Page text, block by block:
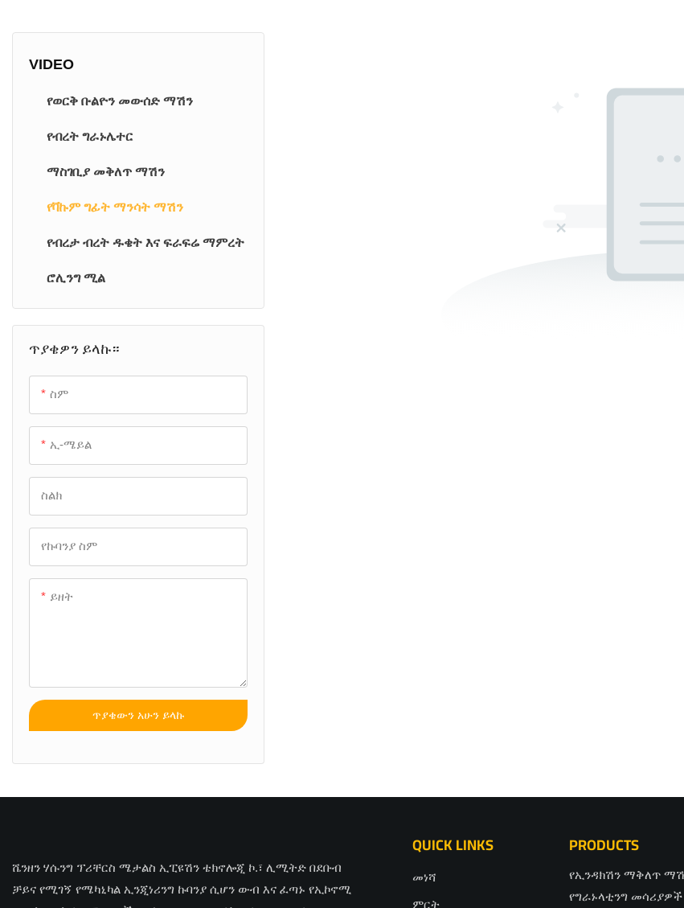
VIDEO
የወርቅ ቡልዮን መውሰድ ማሽን
የብረት ግራኑሌተር
ማስገቢያ መቅለጥ ማሽን
የቫኩም ግፊት ማንሳት ማሽን
የብረታ ብረት ዱቄት እና ፍራፍሬ ማምረት
ሮሊንግ ሚል
ጥያቄዎን ይላኩ።
ስም
ኢ-ሜይል
ስልክ
የኩባንያ ስም
ይዘት
ጥያቄውን አሁን ይላኩ
ሼንዘን ሃሱንግ ፕሪቸርስ ሜታልስ ኢፒዩሽን ቴክኖሎጂ ኮ.፣ ሊሚትድ በደቡብ
ቻይና የሚገኝ የሜካኒካል ኢንጂነሪንግ ኩባንያ ሲሆን ውብ እና ፈጣኑ የኢኮኖሚ
QUICK LINKS
መነሻ
ምርት
PRODUCTS
የኢንዳክሽን ማቅለጥ
የግራኑላቲንግ መሳሪያዎች